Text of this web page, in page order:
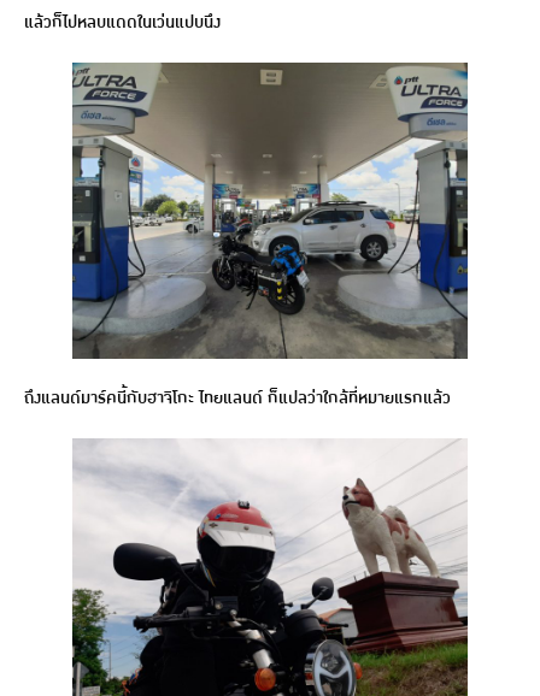
แล้วก็ไปหลบแดดในเว่นแปบนึง
ถึงแลนด์มาร์คนี้กับฮาจิโกะ ไทยแลนด์ ก็แปลว่าใกล้ที่หมายแรกแล้ว